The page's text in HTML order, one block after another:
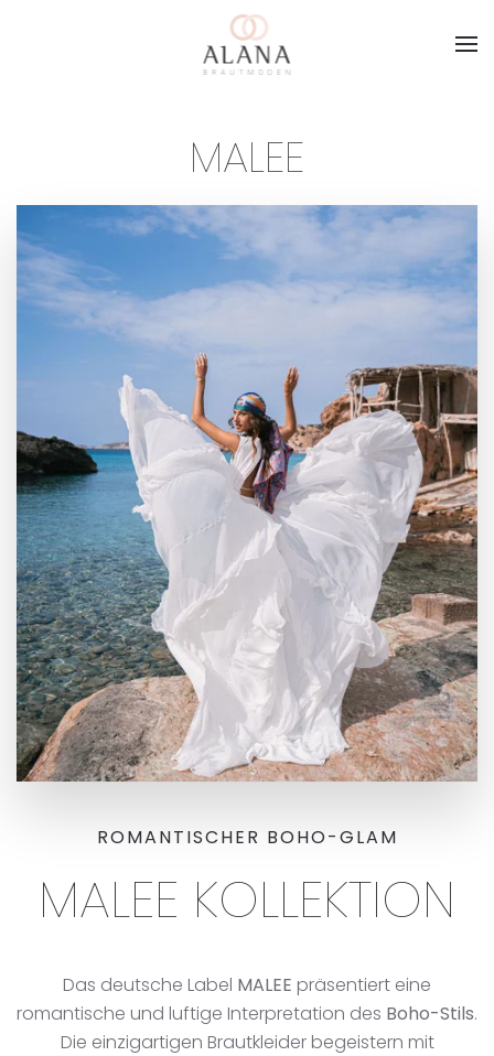
Skip to main content
MALEE
ROMANTISCHER BOHO-GLAM
MALEE KOLLEKTION
Das deutsche Label MALEE präsentiert eine
romantische und luftige Interpretation des Boho-Stils.
Die einzigartigen Brautkleider begeistern mit